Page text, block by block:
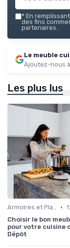
* En
des fins
partenaires.
Le meuble
Ajoutez-nous
Les plus lus
Armoires et Placards •
Choisir le bon
pour votre cuisine
Dépôt